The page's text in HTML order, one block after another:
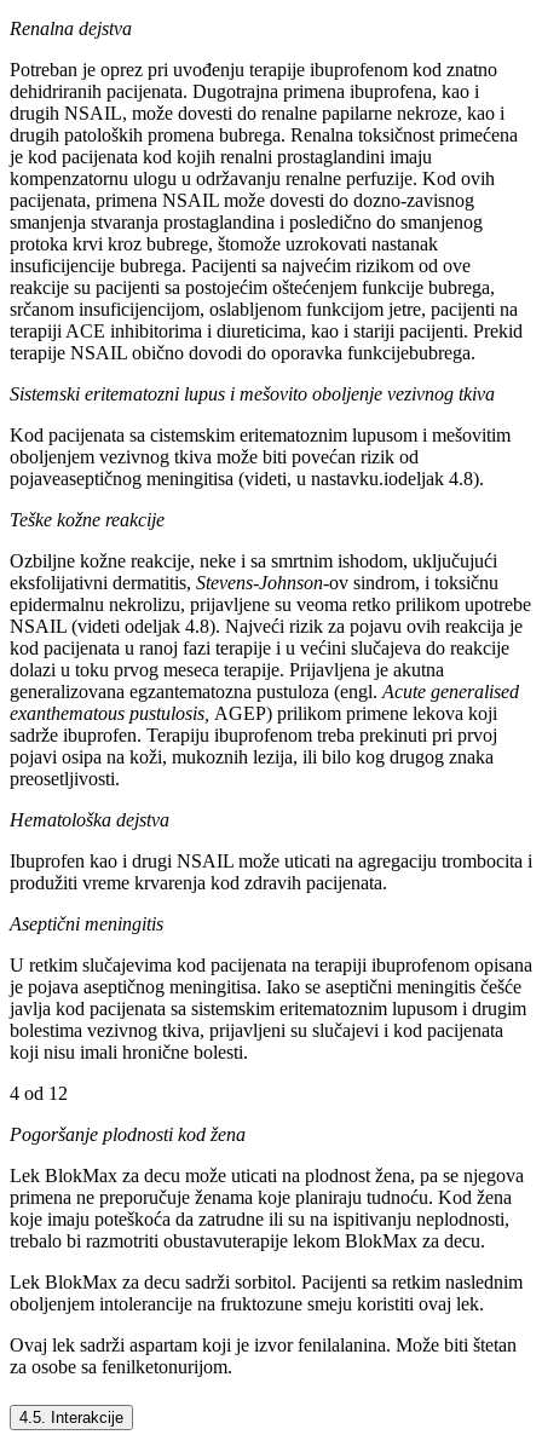
Renalna dejstva
Potreban je oprez pri uvođenju terapije ibuprofenom kod znatno
dehidriranih pacijenata. Dugotrajna primena ibuprofena, kao i
drugih NSAIL, može dovesti do renalne papilarne nekroze, kao i
drugih patoloških promena bubrega. Renalna toksičnost primećena
je kod pacijenata kod kojih renalni prostaglandini imaju
kompenzatornu ulogu u održavanju renalne perfuzije. Kod ovih
pacijenata, primena NSAIL može dovesti do dozno-zavisnog
smanjenja stvaranja prostaglandina i posledično do smanjenog
protoka krvi kroz bubrege, štomože uzrokovati nastanak
insuficijencije bubrega. Pacijenti sa najvećim rizikom od ove
reakcije su pacijenti sa postojećim oštećenjem funkcije bubrega,
srčanom insuficijencijom, oslabljenom funkcijom jetre, pacijenti na
terapiji ACE inhibitorima i diureticima, kao i stariji pacijenti. Prekid
terapije NSAIL obično dovodi do oporavka funkcijebubrega.
Sistemski eritematozni lupus i mešovito oboljenje vezivnog tkiva
Kod pacijenata sa cistemskim eritematoznim lupusom i mešovitim
oboljenjem vezivnog tkiva može biti povećan rizik od
pojaveaseptičnog meningitisa (videti, u nastavku.iodeljak 4.8).
Teške kožne reakcije
Ozbiljne kožne reakcije, neke i sa smrtnim ishodom, uključujući
eksfolijativni dermatitis, Stevens-Johnson-ov sindrom, i toksičnu
epidermalnu nekrolizu, prijavljene su veoma retko prilikom upotrebe
NSAIL (videti odeljak 4.8). Najveći rizik za pojavu ovih reakcija je
kod pacijenata u ranoj fazi terapije i u većini slučajeva do reakcije
dolazi u toku prvog meseca terapije. Prijavljena je akutna
generalizovana egzantematozna pustuloza (engl. Acute generalised
exanthematous pustulosis, AGEP) prilikom primene lekova koji
sadrže ibuprofen. Terapiju ibuprofenom treba prekinuti pri prvoj
pojavi osipa na koži, mukoznih lezija, ili bilo kog drugog znaka
preosetljivosti.
Hematološka dejstva
Ibuprofen kao i drugi NSAIL može uticati na agregaciju trombocita i
produžiti vreme krvarenja kod zdravih pacijenata.
Aseptični meningitis
U retkim slučajevima kod pacijenata na terapiji ibuprofenom opisana
je pojava aseptičnog meningitisa. Iako se aseptični meningitis češće
javlja kod pacijenata sa sistemskim eritematoznim lupusom i drugim
bolestima vezivnog tkiva, prijavljeni su slučajevi i kod pacijenata
koji nisu imali hronične bolesti.
4 od 12
Pogoršanje plodnosti kod žena
Lek BlokMax za decu može uticati na plodnost žena, pa se njegova
primena ne preporučuje ženama koje planiraju tudnoću. Kod žena
koje imaju poteškoća da zatrudne ili su na ispitivanju neplodnosti,
trebalo bi razmotriti obustavuterapije lekom BlokMax za decu.
Lek BlokMax za decu sadrži sorbitol. Pacijenti sa retkim naslednim
oboljenjem intolerancije na fruktozune smeju koristiti ovaj lek.
Ovaj lek sadrži aspartam koji je izvor fenilalanina. Može biti štetan
za osobe sa fenilketonurijom.
4.5. Interakcije